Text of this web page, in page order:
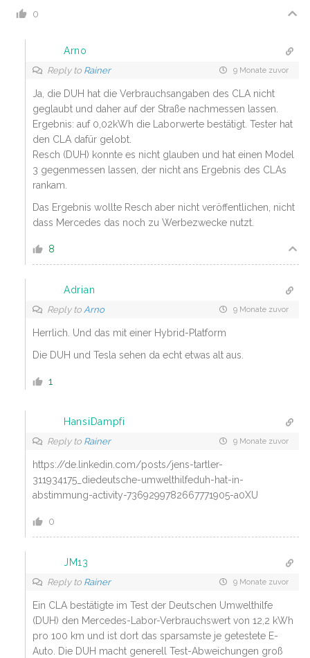
0
Arno
Reply to Rainer 9 Monate zuvor
Ja, die DUH hat die Verbrauchsangaben des CLA nicht
geglaubt und daher auf der Straße nachmessen lassen.
Ergebnis: auf 0,02kWh die Laborwerte bestätigt. Tester hat
den CLA dafür gelobt.
Resch (DUH) konnte es nicht glauben und hat einen Model
3 gegenmessen lassen, der nicht ans Ergebnis des CLAs
rankam.
Das Ergebnis wollte Resch aber nicht veröffentlichen, nicht
dass Mercedes das noch zu Werbezwecke nutzt.
8
Adrian
Reply to Arno 9 Monate zuvor
Herrlich. Und das mit einer Hybrid-Platform
Die DUH und Tesla sehen da echt etwas alt aus.
1
HansiDampfi
Reply to Rainer 9 Monate zuvor
https://de.linkedin.com/posts/jens-tartler-
311934175_diedeutsche-umwelthilfeduh-hat-in-
abstimmung-activity-7369299782667771905-a0XU
0
JM13
Reply to Rainer 9 Monate zuvor
Ein CLA bestätigte im Test der Deutschen Umwelthilfe
(DUH) den Mercedes-Labor-Verbrauchswert von 12,2 kWh
pro 100 km und ist dort das sparsamste je getestete E-
Auto. Die DUH macht generell Test-Abweichungen groß